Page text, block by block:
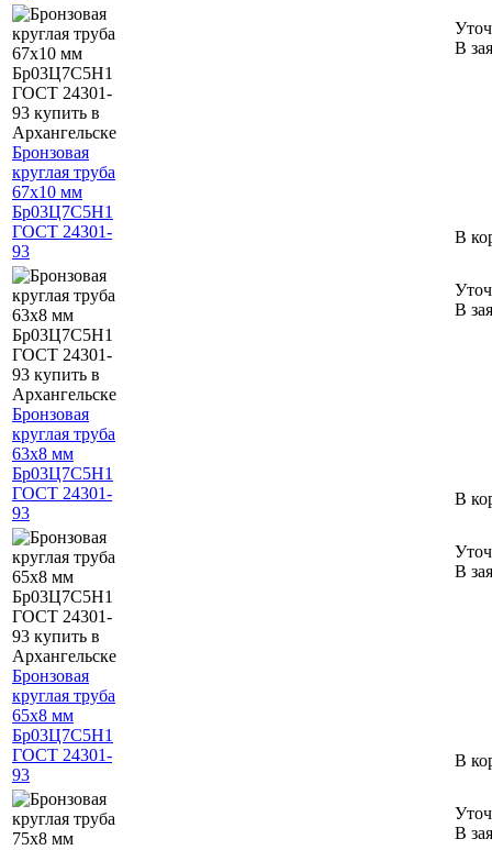
Бронзовая
круглая труба
67х10 мм
Бр03Ц7С5Н1
ГОСТ 24301-
93
В
В
Бронзовая
круглая труба
63х8 мм
Бр03Ц7С5Н1
ГОСТ 24301-
93
В
В
Бронзовая
круглая труба
65х8 мм
Бр03Ц7С5Н1
ГОСТ 24301-
93
В
В
В